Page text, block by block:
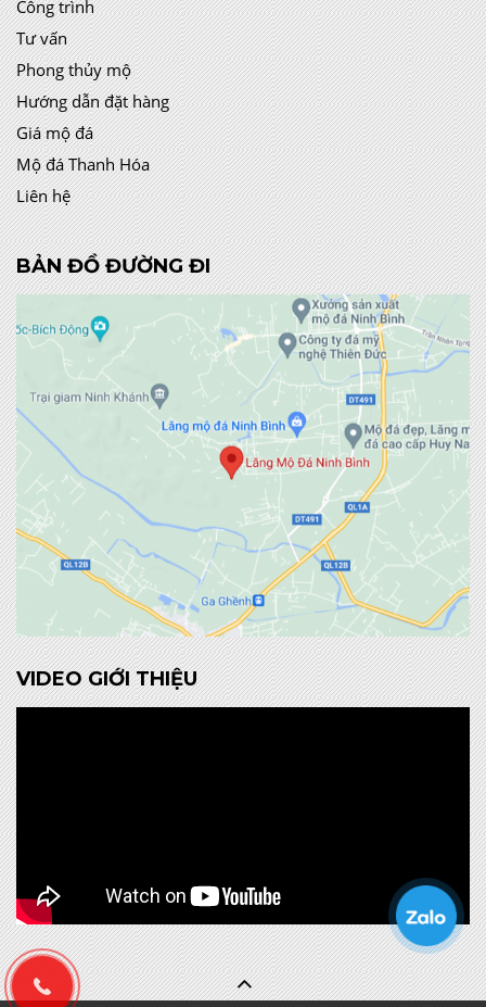
Công trình
Tư vấn
Phong thủy mộ
Hướng dẫn đặt hàng
Giá mộ đá
Mộ đá Thanh Hóa
Liên hệ
BẢN ĐỒ ĐƯỜNG ĐI
VIDEO GIỚI THIỆU